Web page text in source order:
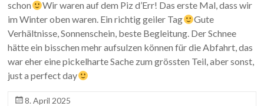
schon
Wir waren auf dem Piz d’Err! Das erste Mal, dass wir
im Winter oben waren. Ein richtig geiler Tag
Gute
Verhältnisse, Sonnenschein, beste Begleitung. Der Schnee
hätte ein bisschen mehr aufsulzen können für die Abfahrt, das
war eher eine pickelharte Sache zum grössten Teil, aber sonst,
just a perfect day
8. April 2025